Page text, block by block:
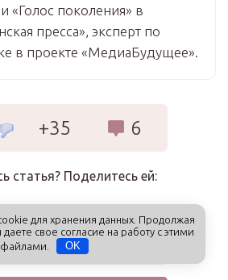
«Голос поколения» в
пресса», эксперт по
в проекте «МедиаБудущее».
+35 6
статья? Поделитесь ей:
на новые статьи автора:
для хранения данных. Продолжая
даете свое согласие на работу с этими
файлами.
OK